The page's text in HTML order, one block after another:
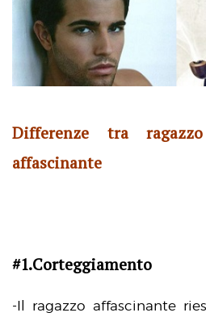
Differenze tra
affascinante
#1.Corteggiamento
-Il ragazzo affascinante